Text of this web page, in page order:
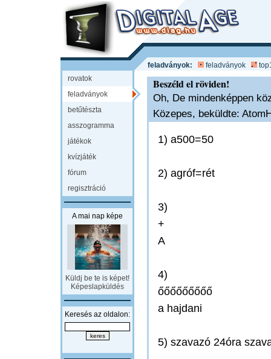
feladványok: feladványok
rovatok
feladványok
betűtészta
asszogramma
játékok
kvízjáték
fórum
regisztráció
A mai nap képe
Küldj be te is képet!
Képeslapküldés
Keresés az oldalon:
Beszéld el röviden!
Oh, De mindenképpen
Közepes, beküldte:
1) a500=50
2) agróf=rét
3)
+
A
4)
őőőőőőőőő
a hajdani
5) szavazó 24óra